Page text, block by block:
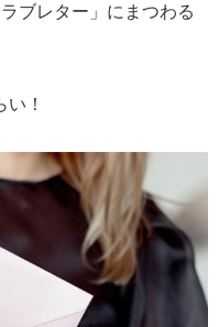
ブレター」にまつわる
！